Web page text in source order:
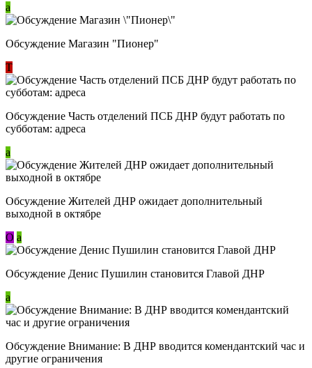
a
Обсуждение Магазин "Пионер"
Т
Обсуждение Часть отделений ПСБ ДНР будут работать по
субботам: адреса
a
Обсуждение Жителей ДНР ожидает дополнительный
выходной в октябре
О a
Обсуждение Денис Пушилин становится Главой ДНР
a
Обсуждение Внимание: В ДНР вводится комендантский час и
другие ограничения